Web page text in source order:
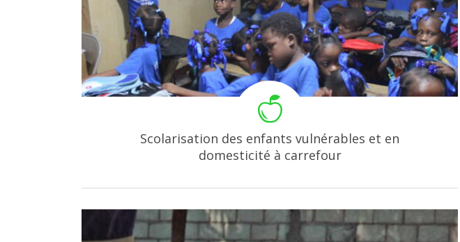
Scolarisation des enfants vulnérables et en
domesticité à carrefour